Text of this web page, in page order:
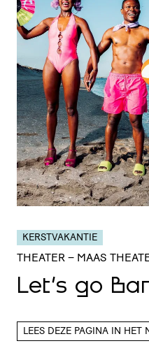
KERSTVAKANTIE
THEATER – MAAS
Let’s go
LEES DEZE PAGINA IN HET